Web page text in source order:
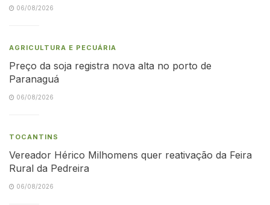
06/08/2026
AGRICULTURA E PECUÁRIA
Preço da soja registra nova alta no porto de
Paranaguá
06/08/2026
TOCANTINS
Vereador Hérico Milhomens quer reativação da Feira
Rural da Pedreira
06/08/2026